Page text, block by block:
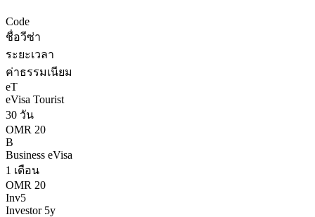
Code
ชื่อวีซ่า
ระยะเวลา
ค่าธรรมเนียม
eT
eVisa Tourist
30 วัน
OMR 20
B
Business eVisa
1 เดือน
OMR 20
Inv5
Investor 5y